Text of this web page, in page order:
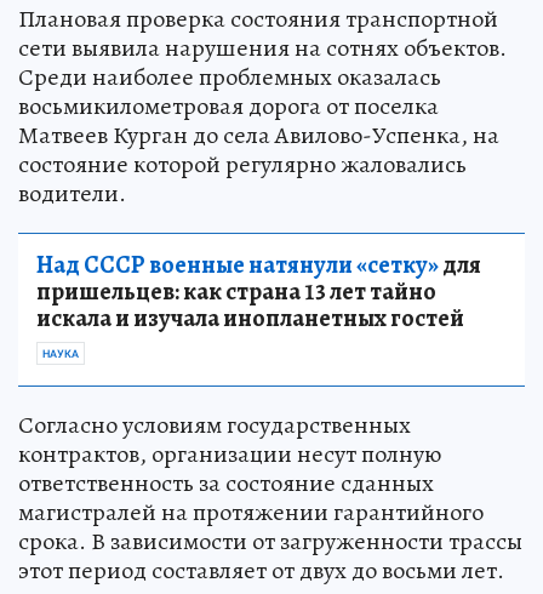
Плановая проверка состояния транспортной
сети выявила нарушения на сотнях объектов.
Среди наиболее проблемных оказалась
восьмикилометровая дорога от поселка
Матвеев Курган до села Авилово-Успенка, на
состояние которой регулярно жаловались
водители.
Над СССР военные натянули «сетку»для
пришельцев: как страна 13 лет тайно
искала и изучала инопланетных гостей
НАУКА
Согласно условиям государственных
контрактов, организации несут полную
ответственность за состояние сданных
магистралей на протяжении гарантийного
срока. В зависимости от загруженности трассы
этот период составляет от двух до восьми лет.